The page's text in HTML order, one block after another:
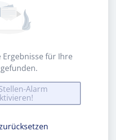
Ergebnisse für Ihre
Alarm